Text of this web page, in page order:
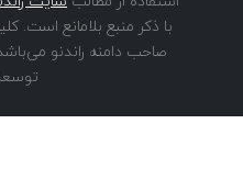
با ذکر منبع بلامانع است.
صاحب دامنه راندنو